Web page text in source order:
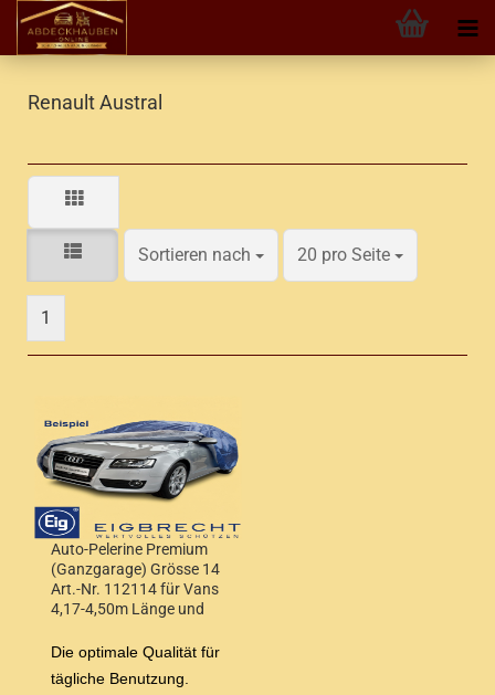
Renault Austral
Sortieren nach
Sortieren nach 20 pro Seite
pro Seite
1
Auto-Pelerine Premium
(Ganzgarage) Grösse 14
Art.-Nr. 112114 für Vans
4,17-4,50m Länge und
Die optimale Qualität für
tägliche Benutzung.